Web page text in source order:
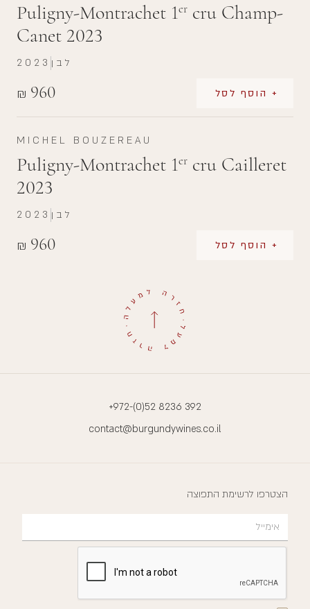
Puligny-Montrachet 1er cru Champ-
Canet 2023
₪ 960 + הוסף לסל
2023 לבן
MICHEL BOUZEREAU
Puligny-Montrachet 1er cru Cailleret
2023
₪ 960 + הוסף לסל
2023 לבן
+972-(0)52 8236 392
contact@burgundywines.co.il
הצטרפו לרשימת התפוצה